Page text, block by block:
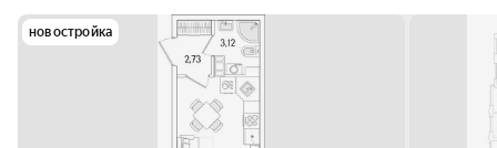
новостройка